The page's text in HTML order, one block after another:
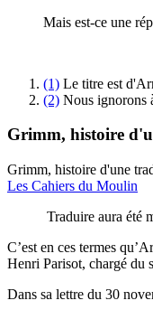
Mais est-ce une
(1) Le titre est
(2) Nous ignorons
Grimm, histoire
Grimm, histoire d'une
Les Cahiers du Moulin
Traduire aura été
C’est en ces termes
Henri Parisot, chargé du
Dans sa lettre du 30